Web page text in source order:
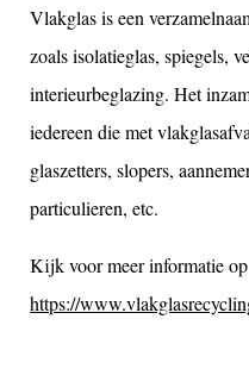
Vlakglas is een
zoals isolatieglas, spiegels,
interieurbeglazing. Het
iedereen die met
glaszetters, slopers,
particulieren, etc.
Kijk voor meer informatie op
https://